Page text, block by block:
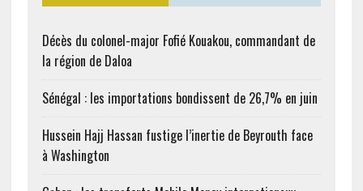
Décès du colonel-major Fofié Kouakou, commandant de
la région de Daloa
Sénégal : les importations bondissent de 26,7% en juin
Hussein Hajj Hassan fustige l’inertie de Beyrouth face
à Washington